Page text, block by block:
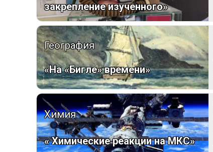
закрепление изученного»
География
«На «Бигле» времени»
Химия
« Химические реакции на МКС»